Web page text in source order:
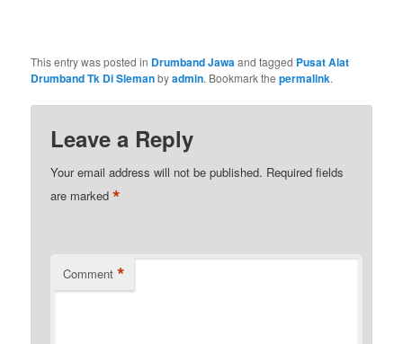
This entry was posted in Drumband Jawaand tagged Pusat Alat
Drumband Tk Di Slemanbyadmin. Bookmark thepermalink.
Leave a Reply
Your email address will not be published. Required fields
are marked*
Comment *